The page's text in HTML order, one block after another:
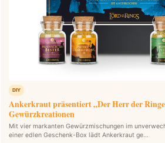
DIY
Ankerkraut präsentiert „Der Herr der
Gewürzkreationen
Mit vier markanten Gewürzmischungen im
einer edlen Geschenk-Box lädt Ankerkraut ge…